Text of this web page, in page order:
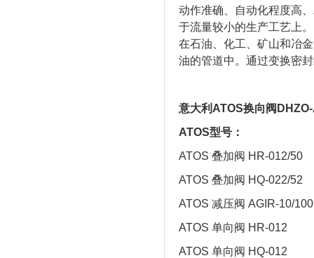
动作准确、自动化程度高
于流量较小的生产工艺上。
在石油、化工、矿山和冶
油的管道中。通过变换密
意大利ATOS换向阀
ATOS型号：
ATOS 叠加阀 HR-012/50
ATOS 叠加阀 HQ-022/52
ATOS 减压阀 AGIR-10/100
ATOS 单向阀 HR-012
ATOS 单向阀 HQ-012